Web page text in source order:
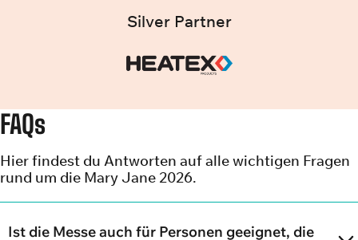
Silver Partner
FAQs
Hier findest du Antworten auf alle wichtigen Fragen
rund um die Mary Jane 2026.
Ist die Messe auch für Personen geeignet, die